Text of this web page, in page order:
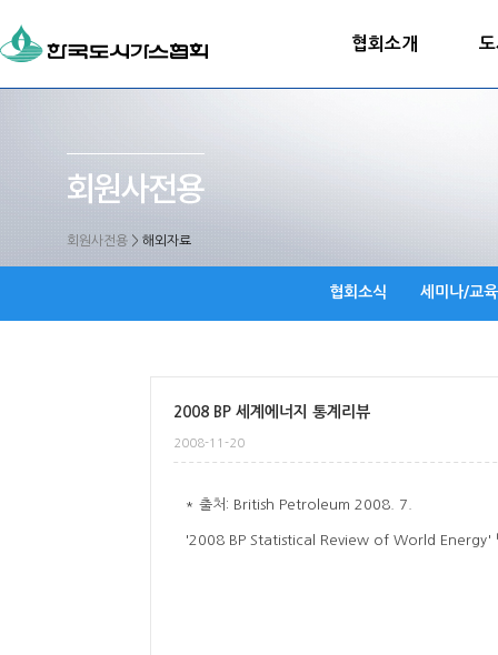
협회소개
회원사전용 > 해외자료
협회소식 세미나/교육
2008 BP 세계에너지 통계리뷰
2008-11-20
* 출처: British Petroleum 2008. 7.
'2008 BP Statistical Review of World Energy'